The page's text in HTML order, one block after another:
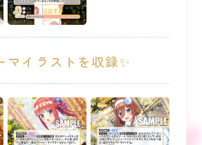
マイラストを収録✨